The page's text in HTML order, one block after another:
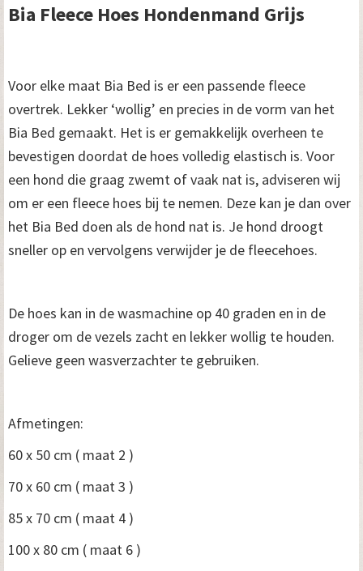
Bia Fleece Hoes Hondenmand Grijs
Voor elke maat Bia Bed is er een passende fleece
overtrek. Lekker ‘wollig’ en precies in de vorm van het
Bia Bed gemaakt. Het is er gemakkelijk overheen te
bevestigen doordat de hoes volledig elastisch is. Voor
een hond die graag zwemt of vaak nat is, adviseren wij
om er een fleece hoes bij te nemen. Deze kan je dan over
het Bia Bed doen als de hond nat is. Je hond droogt
sneller op en vervolgens verwijder je de fleecehoes.
De hoes kan in de wasmachine op 40 graden en in de
droger om de vezels zacht en lekker wollig te houden.
Gelieve geen wasverzachter te gebruiken.
Afmetingen:
60 x 50 cm ( maat 2 )
70 x 60 cm ( maat 3 )
85 x 70 cm ( maat 4 )
100 x 80 cm ( maat 6 )